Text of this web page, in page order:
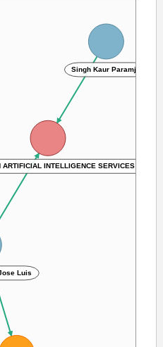
ARTIFICIAL INTELLIGENCE SERVICES SL
Luis
Singh Kaur Paramjit